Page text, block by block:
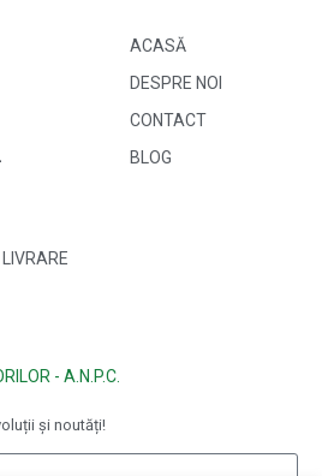
ACASĂ
DESPRE NOI
CONTACT
BLOG
- A.N.P.C.
și noutăți!